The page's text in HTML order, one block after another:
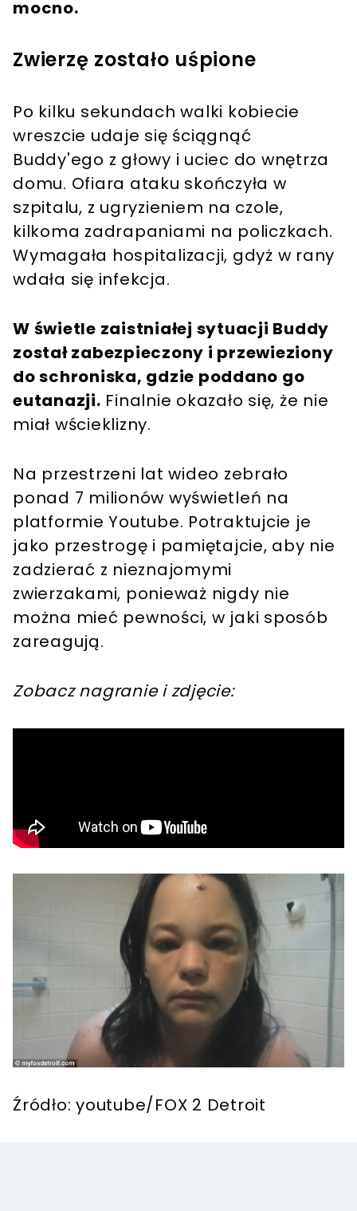
mocno.
Zwierzę zostało uśpione
Po kilku sekundach walki kobiecie
wreszcie udaje się ściągnąć
Buddy'ego z głowy i uciec do wnętrza
domu. Ofiara ataku skończyła w
szpitalu, z ugryzieniem na czole,
kilkoma zadrapaniami na policzkach.
Wymagała hospitalizacji, gdyż w rany
wdała się infekcja.
W świetle zaistniałej sytuacji Buddy
został zabezpieczony i przewieziony
do schroniska, gdzie poddano go
eutanazji. Finalnie okazało się, że nie
miał wścieklizny.
Na przestrzeni lat wideo zebrało
ponad 7 milionów wyświetleń na
platformie Youtube. Potraktujcie je
jako przestrogę i pamiętajcie, aby nie
zadzierać z nieznajomymi
zwierzakami, ponieważ nigdy nie
można mieć pewności, w jaki sposób
zareagują.
Zobacz nagranie i zdjęcie:
Źródło: youtube/FOX 2 Detroit